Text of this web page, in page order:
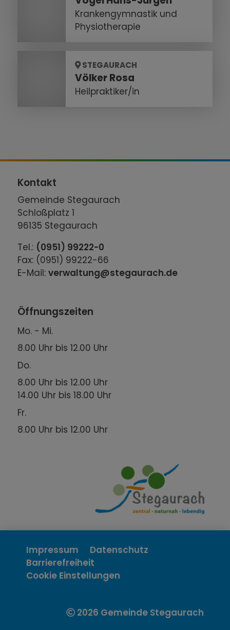
Krankengymnastik und
Physiotherapie
STEGAURACH
Völker Rosa
Heilpraktiker/in
Kontakt
Gemeinde Stegaurach
Schloßplatz 1
96135 Stegaurach
Tel.: (0951) 99222-0
Fax: (0951) 99222-66
E-Mail:verwaltung@stegaurach.de
Öffnungszeiten
Mo. - Mi.
8.00 Uhr bis 12.00 Uhr
Do.
8.00 Uhr bis 12.00 Uhr
14.00 Uhr bis 18.00 Uhr
Fr.
8.00 Uhr bis 12.00 Uhr
Impressum
Datenschutz
Barrierefreiheit
Cookie Einstellungen
2026 Gemeinde Stegaurach